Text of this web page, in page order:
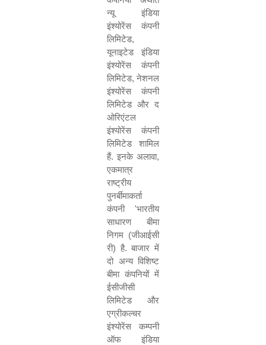
न्यू इंडिया
इंश्योरेंस कंपनी
लिमिटेड,
यूनाइटेड इंडिया
इंश्योरेंस कंपनी
लिमिटेड, नेशनल
इंश्योरेंस कंपनी
लिमिटेड और द
ओरिएंटल
इंश्योरेंस कंपनी
लिमिटेड शामिल
हैं. इनके अलावा,
एकमात्र
राष्ट्रीय
पुनर्बीमाकर्ता
कंपनी 'भारतीय
साधारण बीमा
निगम (जीआईसी
री) है.बाजार में
दो अन्य विशिष्ट
बीमा कंपनियों में
ईसीजीसी
लिमिटेड और
एग्रीकल्चर
इंश्योरेंस कम्पनी
ऑफ इंडिया